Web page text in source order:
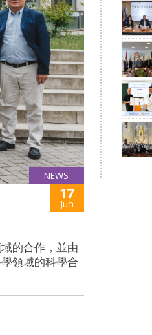
NEWS
17
Jun
的合作，並由
領域的科學合